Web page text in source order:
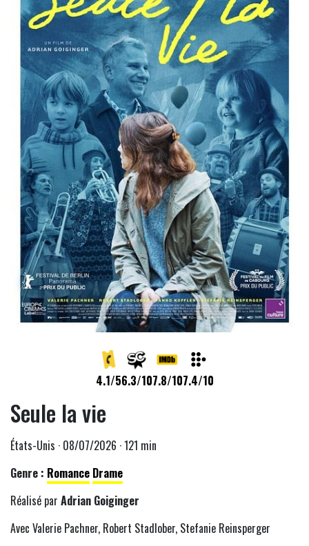
4.1/56.3/107.8/107.4/10
Seule la vie
États-Unis · 08/07/2026 · 121 min
Genre : Romance Drame
Réalisé par Adrian Goiginger
Avec Valerie Pachner, Robert Stadlober, Stefanie Reinsperger